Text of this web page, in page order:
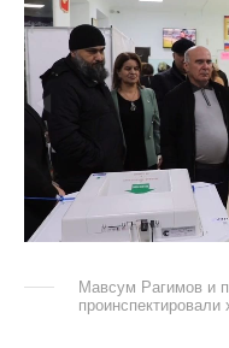
Мавсум Рагимов и